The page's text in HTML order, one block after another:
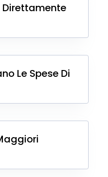
Direttamente
Le Spese Di